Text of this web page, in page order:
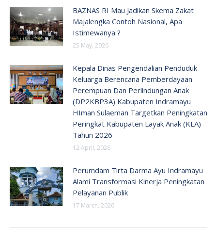
BAZNAS RI Mau Jadikan Skema Zakat
Majalengka Contoh Nasional, Apa
Istimewanya ?
25 May, 2026
Kepala Dinas Pengendalian Penduduk
Keluarga Berencana Pemberdayaan
Perempuan Dan Perlindungan Anak
(DP2KBP3A) Kabupaten Indramayu
HIman Sulaeman Targetkan Peningkatan
Peringkat Kabupaten Layak Anak (KLA)
Tahun 2026
12 April, 2026
Perumdam Tirta Darma Ayu Indramayu
Alami Transformasi Kinerja Peningkatan
Pelayanan Publik
17 March, 2026